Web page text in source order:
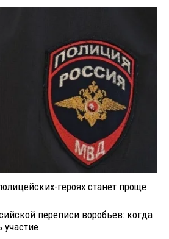
героях станет проще
переписи воробьев: когда
участие